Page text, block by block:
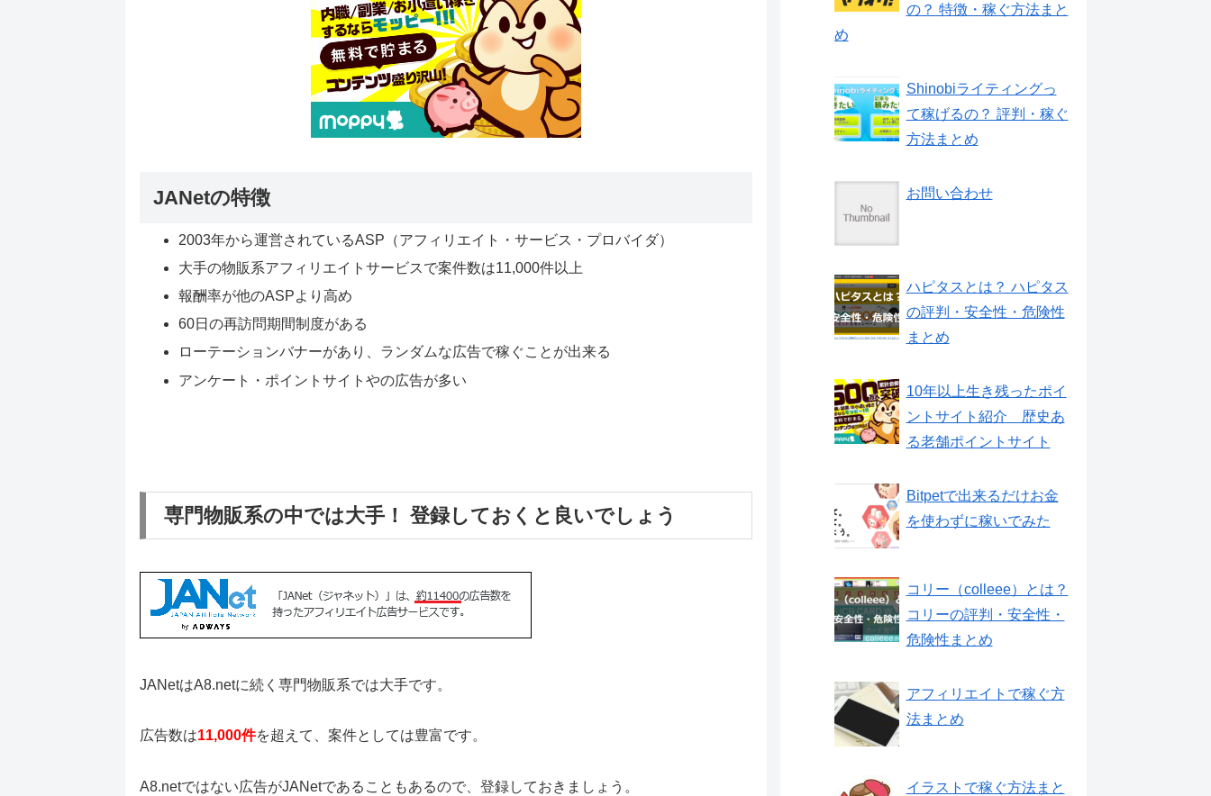
JANetの特徴
2003年から運営されているASP（アフィリエイト・サービス・プロバイダ）
大手の物販系アフィリエイトサービスで案件数は11,000件以上
報酬率が他のASPより高め
60日の再訪問期間制度がある
ローテーションバナーがあり、ランダムな広告で稼ぐことが出来る
アンケート・ポイントサイトやの広告が多い
専門物販系の中では大手！ 登録しておくと良いでしょう
JANetはA8.netに続く専門物販系では大手です。
広告数は11,000件を超えて、案件としては豊富です。
A8.netではない広告がJANetであることもあるので、登録しておきましょう。
の？ 特徴・稼ぐ方法まと
め
Shinobiライティングっ
て稼げるの？ 評判・稼ぐ
方法まとめ
お問い合わせ
ハピタスとは？ ハピタス
の評判・安全性・危険性
まとめ
10年以上生き残ったポイ
ントサイト紹介 歴史あ
る老舗ポイントサイト
Bitpetで出来るだけお金
を使わずに稼いでみた
コリー（colleee）とは？
コリーの評判・安全性・
危険性まとめ
アフィリエイトで稼ぐ方
法まとめ
イラストで稼ぐ方法まと